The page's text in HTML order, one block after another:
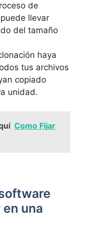
de
llevar
del ⁢tamaño
haya
tus archivos
copiado
unidad.
Como Fijar
una